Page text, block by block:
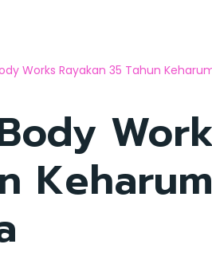
Works Rayakan 35 Tahun